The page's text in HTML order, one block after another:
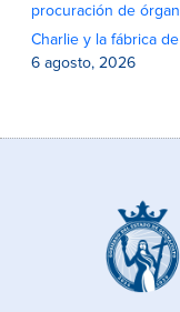
procuración de
Charlie y la fábrica
6 agosto, 2026